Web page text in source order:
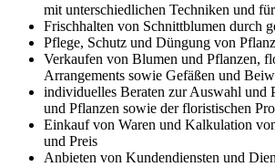
mit unterschiedlichen Techniken und
Frischhalten von Schnittblumen durch
Pflege, Schutz und Düngung von
Verkaufen von Blumen und Pflanzen,
Arrangements sowie Gefäßen und
individuelles Beraten zur Auswahl und
und Pflanzen sowie der floristischen
Einkauf von Waren und Kalkulation
und Preis
Anbieten von Kundendiensten und